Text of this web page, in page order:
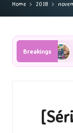
Home 2018
Breakings